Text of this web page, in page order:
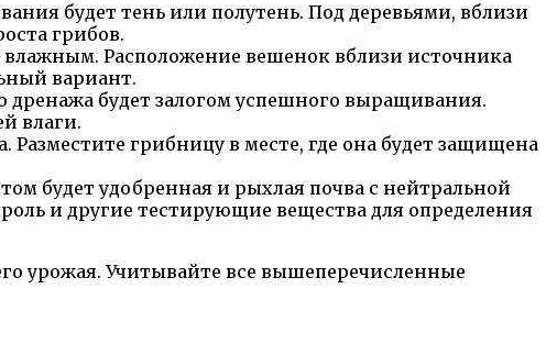
будет тень или полутень. Под деревьями, вблизи
грибов.
Расположение вешенок вблизи источника
вариант.
дренажа будет залогом успешного выращивания.
влаги.
грибницу в месте, где она будет защищена
будет удобренная и рыхлая почва с нейтральной
и другие тестирующие вещества для определения
урожая. Учитывайте все вышеперечисленные